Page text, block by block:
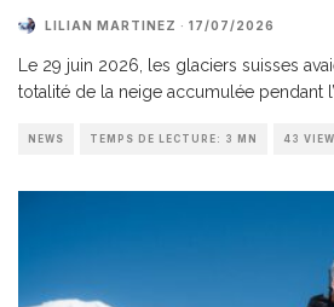
LILIAN MARTINEZ · 17/07/2026
Le 29 juin 2026, les glaciers suisses
totalité de la neige accumulée pendant
NEWS TEMPS DE LECTURE: 3 MN 43